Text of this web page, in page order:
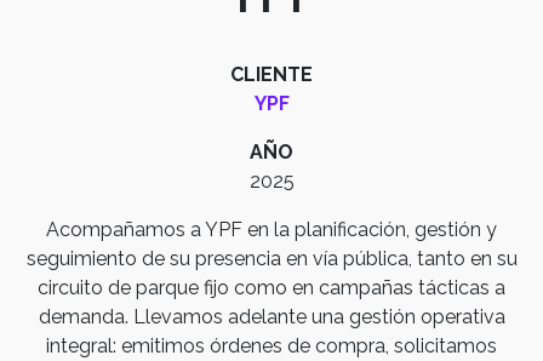
CLIENTE
YPF
AÑO
2025
Acompañamos a YPF en la planificación, gestión y
seguimiento de su presencia en vía pública, tanto en su
circuito de parque fijo como en campañas tácticas a
demanda. Llevamos adelante una gestión operativa
integral: emitimos órdenes de compra, solicitamos